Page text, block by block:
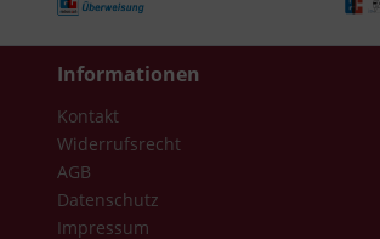
Informationen
Kontakt
Widerrufsrecht
AGB
Datenschutz
Impressum